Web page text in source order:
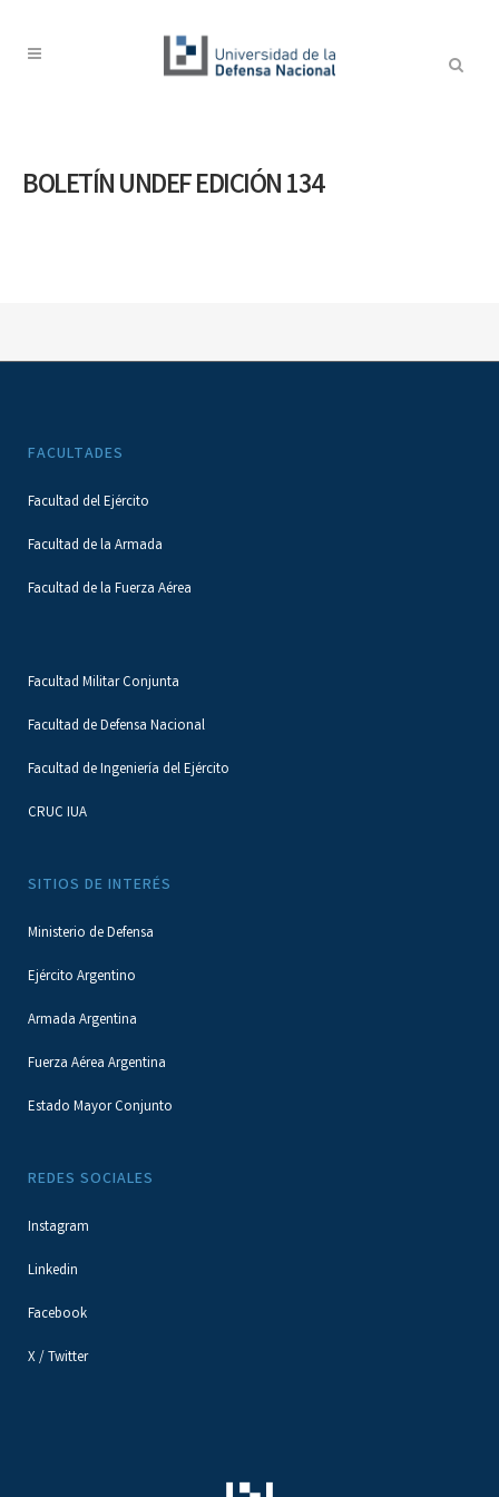
BOLETÍN UNDEF EDICIÓN 134
FACULTADES
Facultad del Ejército
Facultad de la Armada
Facultad de la Fuerza Aérea
Facultad Militar Conjunta
Facultad de Defensa Nacional
Facultad de Ingeniería del Ejército
CRUC IUA
SITIOS DE INTERÉS
Ministerio de Defensa
Ejército Argentino
Armada Argentina
Fuerza Aérea Argentina
Estado Mayor Conjunto
REDES SOCIALES
Instagram
Linkedin
Facebook
X / Twitter